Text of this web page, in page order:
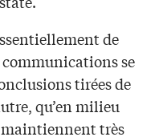
de
se
tirées de
qu’en milieu
très